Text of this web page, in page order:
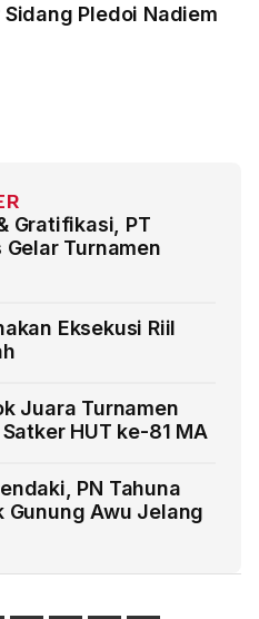
Pledoi Nadiem
Gratifikasi, PT
Turnamen
Eksekusi Riil
Juara Turnamen
HUT ke-81 MA
PN Tahuna
Gunung Awu Jelang